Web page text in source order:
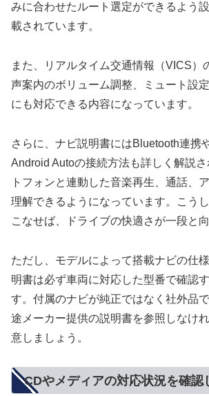
みに合わせたルート選定ができるよう
載されています。
また、リアルタイム交通情報（VICS）
声案内のボリューム調整、ミュート設
にも対応できる内容になっています。
さらに、ナビ説明書にはBluetooth連携
Android Autoの接続方法も詳しく解説
トフォンと連動した音楽再生、通話、
理解できるようになっています。こう
こなせば、ドライブの快適さが一段と向
ただし、モデルによって搭載ナビの仕
明書は必ず車両に対応した型番で確認
す。付属のナビが純正ではなく社外品
途メーカー提供の説明書を参照しなけ
意しましょう。
CDやメディアの対応状況を確認